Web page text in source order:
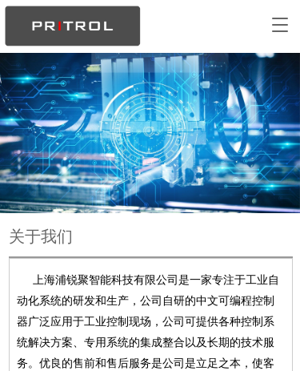
T
g
g
l
e
n
a
v
i
g
a
t
关于我们
动化系统的研发和生产，公司自研的中文可编程控制
器广泛应用于工业控制现场，公司可提供各种控制系
统解决方案、专用系统的集成整合以及长期的技术服
务。优良的售前和售后服务是公司是立足之本，使客